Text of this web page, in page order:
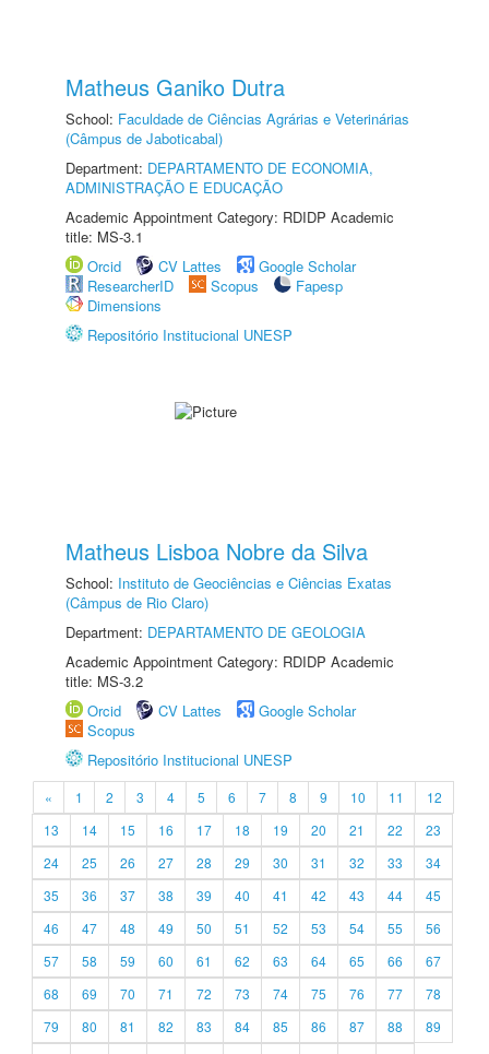
Matheus Ganiko Dutra
School: Faculdade de Ciências Agrárias e Veterinárias
(Câmpus de Jaboticabal)
Department: DEPARTAMENTO DE ECONOMIA,
ADMINISTRAÇÃO E EDUCAÇÃO
Academic Appointment Category: RDIDP Academic
title: MS-3.1
Orcid
CV Lattes
Google Scholar
ResearcherID
Scopus
Fapesp
Dimensions
Repositório Institucional UNESP
Matheus Lisboa Nobre da Silva
School: Instituto de Geociências e Ciências Exatas
(Câmpus de Rio Claro)
Department: DEPARTAMENTO DE GEOLOGIA
Academic Appointment Category: RDIDP Academic
title: MS-3.2
Orcid
CV Lattes
Google Scholar
Scopus
Repositório Institucional UNESP
« 1 2 3 4 5 6 7 8 9 10 11
12
13
14 15 16 17 18 19 20 21 22
23
24
25 26 27 28 29 30 31 32 33
34
35
36 37 38 39 40 41 42 43 44
45
46
47 48 49 50 51 52 53 54 55
56
57
58 59 60 61 62 63 64 65 66
67
68
69 70 71 72 73 74 75 76 77
78
79
80 81 82 83 84 85 86 87 88
89